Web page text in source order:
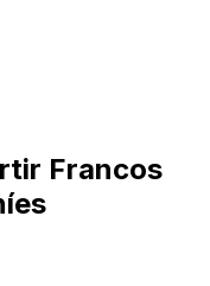
Francos